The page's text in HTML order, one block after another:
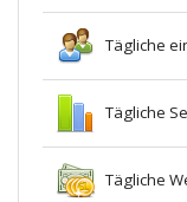
Tägliche
Tägliche
Tägliche